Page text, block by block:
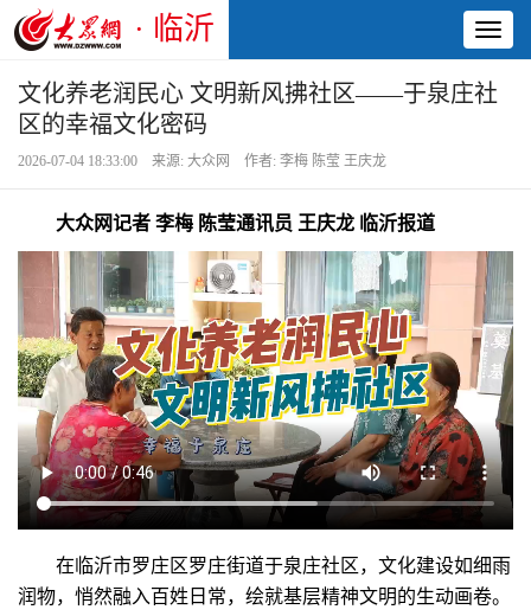
· 临沂
文化养老润民心 文明新风拂社区——于泉庄社
区的幸福文化密码
2026-07-04 18:33:00 来源: 大众网 作者: 李梅 陈莹 王庆龙
大众网记者 李梅 陈莹通讯员 王庆龙 临沂报道
在临沂市罗庄区罗庄街道于泉庄社区，文化建设如细雨
润物，悄然融入百姓日常，绘就基层精神文明的生动画卷。